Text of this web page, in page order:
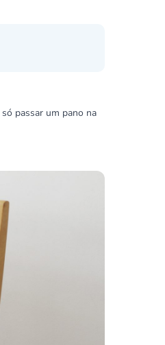
passar um pano na